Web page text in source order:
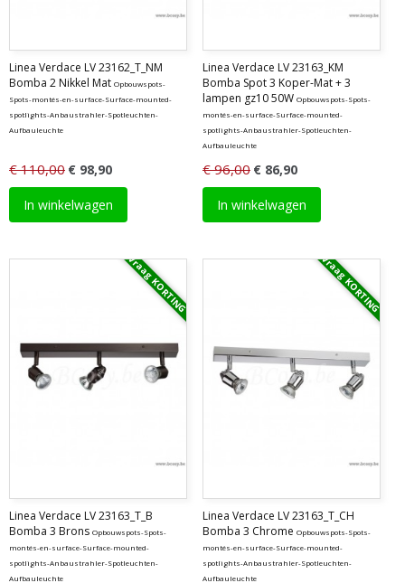
Linea Verdace LV 23162_T_NM
Bomba 2 Nikkel Mat Opbouwspots-
Spots-montés-en-surface-Surface-mounted-
spotlights-Anbaustrahler-Spotleuchten-
Aufbauleuchte
€ 110,00 € 98,90
In winkelwagen
Linea Verdace LV 23163_KM
Bomba Spot 3 Koper-Mat + 3
lampen gz10 50W Opbouwspots-Spots-
montés-en-surface-Surface-mounted-
spotlights-Anbaustrahler-Spotleuchten-
Aufbauleuchte
€ 96,00 € 86,90
In winkelwagen
Vraag KORTING
Linea Verdace LV 23163_T_B
Bomba 3 Brons Opbouwspots-Spots-
montés-en-surface-Surface-mounted-
spotlights-Anbaustrahler-Spotleuchten-
Aufbauleuchte
Vraag KORTING
Linea Verdace LV 23163_T_CH
Bomba 3 Chrome Opbouwspots-Spots-
montés-en-surface-Surface-mounted-
spotlights-Anbaustrahler-Spotleuchten-
Aufbauleuchte